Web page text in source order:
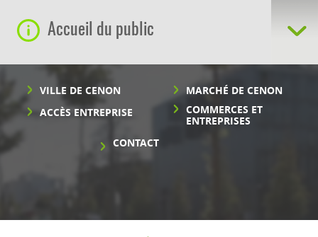
Accueil du public
VILLE DE CENON
MARCHÉ DE CENON
ACCÈS ENTREPRISE
COMMERCES ET
ENTREPRISES
CONTACT